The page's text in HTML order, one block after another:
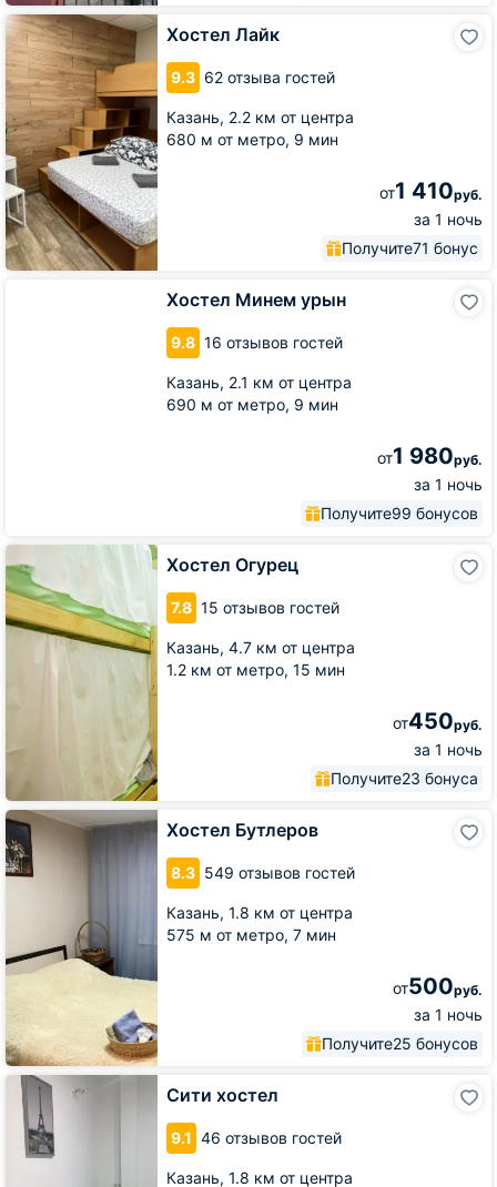
Хостел Лайк
9.3 62 отзыва гостей
Казань, 2.2 км от центра
680 м от метро, 9 мин
от1 410руб.
за 1 ночь
Получите71 бонус
Хостел
Лайк
Хостел Минем урын
9.8 16 отзывов гостей
Казань, 2.1 км от центра
690 м от метро, 9 мин
от1 980руб.
за 1 ночь
Получите99 бонусов
Хостел Огурец
7.8 15 отзывов гостей
Казань, 4.7 км от центра
1.2 км от метро, 15 мин
от450руб.
за 1 ночь
Получите23 бонуса
Хостел
Огурец
Хостел Бутлеров
8.3 549 отзывов гостей
Казань, 1.8 км от центра
575 м от метро, 7 мин
от500руб.
за 1 ночь
Получите25 бонусов
Хостел
Бутлеров
Сити хостел
9.1 46 отзывов гостей
Казань, 1.8 км от центра
Сити
хостел